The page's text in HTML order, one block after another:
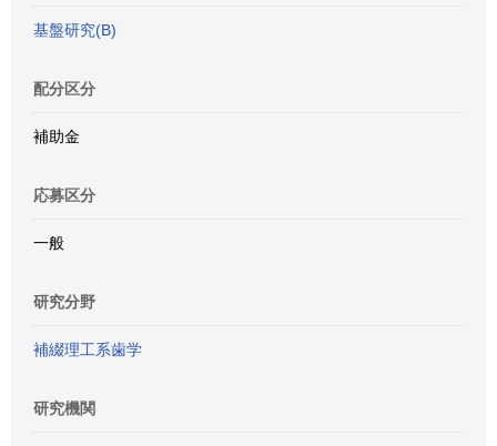
基盤研究(B)
配分区分
補助金
応募区分
一般
研究分野
補綴理工系歯学
研究機関